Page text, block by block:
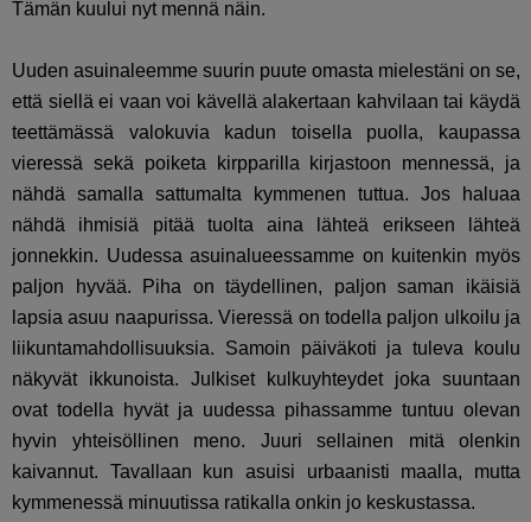
Tämän kuului nyt mennä näin.
Uuden asuinaleemme suurin puute omasta mielestäni on se,
että siellä ei vaan voi kävellä alakertaan kahvilaan tai käydä
teettämässä valokuvia kadun toisella puolla, kaupassa
vieressä sekä poiketa kirpparilla kirjastoon mennessä, ja
nähdä samalla sattumalta kymmenen tuttua. Jos haluaa
nähdä ihmisiä pitää tuolta aina lähteä erikseen lähteä
jonnekkin. Uudessa asuinalueessamme on kuitenkin myös
paljon hyvää. Piha on täydellinen, paljon saman ikäisiä
lapsia asuu naapurissa. Vieressä on todella paljon ulkoilu ja
liikuntamahdollisuuksia. Samoin päiväkoti ja tuleva koulu
näkyvät ikkunoista. Julkiset kulkuyhteydet joka suuntaan
ovat todella hyvät ja uudessa pihassamme tuntuu olevan
hyvin yhteisöllinen meno. Juuri sellainen mitä olenkin
kaivannut. Tavallaan kun asuisi urbaanisti maalla, mutta
kymmenessä minuutissa ratikalla onkin jo keskustassa.